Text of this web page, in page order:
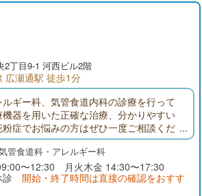
2丁目9-1 河西ビル2階
広瀬通駅 徒歩1分
ギー科、気管食道内科の診療を行って
器を用いた正確な治療、分かりやすい
症でお悩みの方はぜひ一度ご相談くだ
管食道科・アレルギー科
〜12:30 月火木金 14:30〜17:30
診 開始・終了時間は直接の確認をおすす